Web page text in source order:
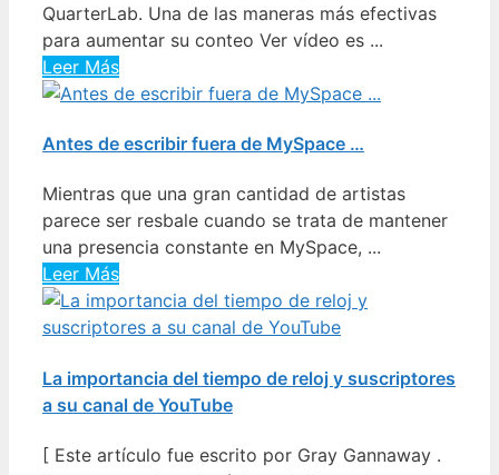
QuarterLab. Una de las maneras más efectivas
para aumentar su conteo Ver vídeo es ...
Leer Más
Antes de escribir fuera de MySpace …
Mientras que una gran cantidad de artistas
parece ser resbale cuando se trata de mantener
una presencia constante en MySpace, ...
Leer Más
La importancia del tiempo de reloj y suscriptores
a su canal de YouTube
[ Este artículo fue escrito por Gray Gannaway .